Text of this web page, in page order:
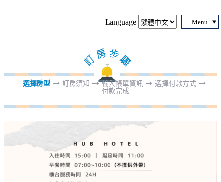
Language Menu
選擇房型 訂房須知 輸入帳單資訊
選擇付款方式
付款完成